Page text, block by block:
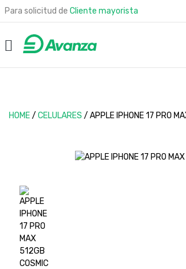
Para solicitud de Cliente mayorista
HOME/ CELULARES / APPLE IPHONE 17 PRO